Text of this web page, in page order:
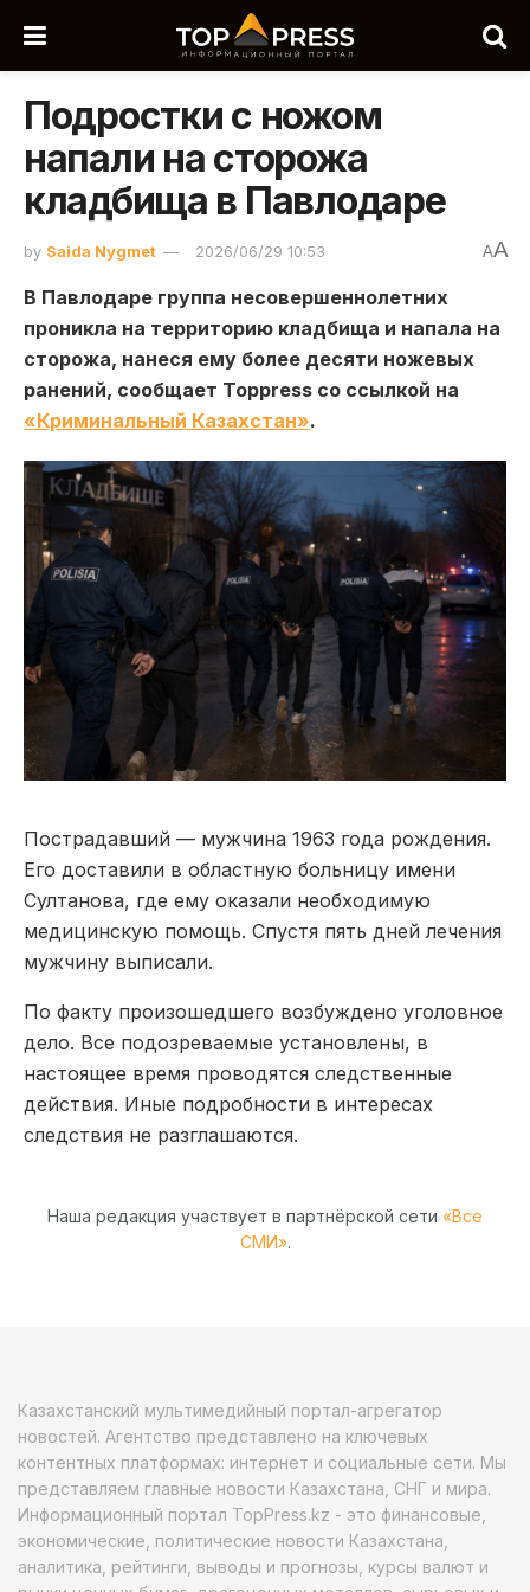
Подростки с ножом
напали на сторожа
кладбища в Павлодаре
by Saida Nygmet 2026/06/29 10:53 AA
В Павлодаре группа несовершеннолетних
проникла на территорию кладбища и напала на
сторожа, нанеся ему более десяти ножевых
ранений, сообщает Toppress со ссылкой на
«Криминальный Казахстан».
Пострадавший — мужчина 1963 года рождения.
Его доставили в областную больницу имени
Султанова, где ему оказали необходимую
медицинскую помощь. Спустя пять дней лечения
мужчину выписали.
По факту произошедшего возбуждено уголовное
дело. Все подозреваемые установлены, в
настоящее время проводятся следственные
действия. Иные подробности в интересах
следствия не разглашаются.
Наша редакция участвует в партнёрской сети «Все
СМИ».
Казахстанский мультимедийный портал-агрегатор
новостей. Агентство представлено на ключевых
контентных платформах: интернет и социальные сети. Мы
представляем главные новости Казахстана, СНГ и мира.
Информационный портал TopPress.kz - это финансовые,
экономические, политические новости Казахстана,
аналитика, рейтинги, выводы и прогнозы, курсы валют и